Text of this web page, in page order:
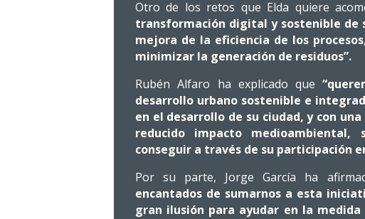
Otro de los retos que Elda quiere
transformación digital y sostenible de
mejora de la eficiencia de los
minimizar la generación de residuos”.
Rubén Alfaro ha explicado que
desarrollo urbano sostenible e
en el desarrollo de su ciudad, y con
reducido impacto
conseguir a través de su participación
Por su parte, Jorge García ha
encantados de sumarnos a esta
gran ilusión para ayudar en la